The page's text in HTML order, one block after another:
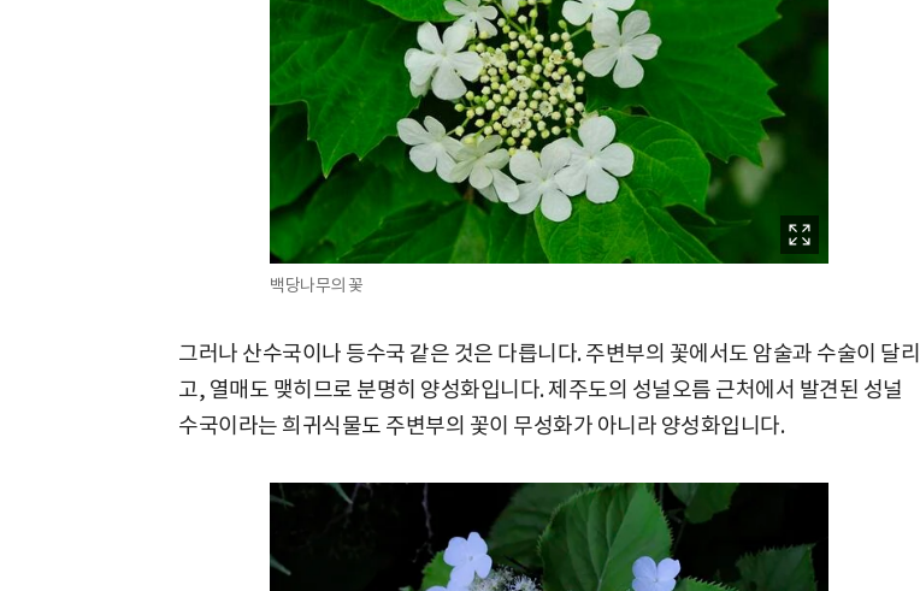
백당나무의 꽃
그러나 산수국이나 등수국 같은 것은 다릅니다. 주변부의 꽃에서도 암술과 수술이 달리
고, 열매도 맺히므로 분명히 양성화입니다. 제주도의 성널오름 근처에서 발견된 성널
수국이라는 희귀식물도 주변부의 꽃이 무성화가 아니라 양성화입니다.